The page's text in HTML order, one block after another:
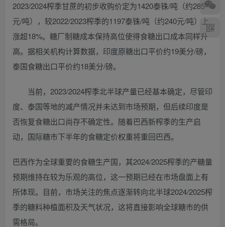
2023/2024榨季甘蔗的初步收购价定为1420泰铢/吨（约285
元/吨），较2022/2023榨季的1197泰铢/吨（约240元/吨）上
涨超18%。糖厂制糖成本保持高位使得食糖出口成本同样升
高。据相关机构计算数据，印度原糖出口平价约19美分/磅，
泰国食糖出口平价约18美分/磅。
当前，2023/2024榨季北半球产量已经基本确定，尽管印
度、泰国等地的减产情况并未达到市场预期，但后续印度是
否恢复食糖出口尚存不确定性。随着巴西新榨季的生产启
动，国际糖市下半年的食糖定价权重将重回巴西。
巴西作为全球重要的食糖生产国，其2024/2025榨季的产糖量
预期维持在较为乐观的高位，这一预期已经在市场盘面上有
所体现。目前，市场关注的焦点逐渐转向北半球2024/2025榨
季的糖料种植面积及天气状况，这将直接影响全球糖市的供
需格局。